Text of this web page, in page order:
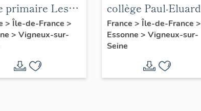
primaire Les
> Île-de-France >
> Vigneux-sur-
collège Paul-Eluard
France > Île-de-France >
Essonne > Vigneux-sur-
Seine